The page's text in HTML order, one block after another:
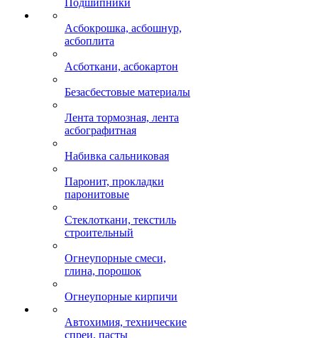
Подшипники
Асбокрошка, асбошнур,
асбоплита
Асботкани, асбокартон
Безасбестовые материалы
Лента тормозная, лента
асбографитная
Набивка сальниковая
Паронит, прокладки
паронитовые
Стеклоткани, текстиль
строительный
Огнеупорные смеси,
глина, порошок
Огнеупорные кирпичи
Автохимия, технические
спреи, пасты